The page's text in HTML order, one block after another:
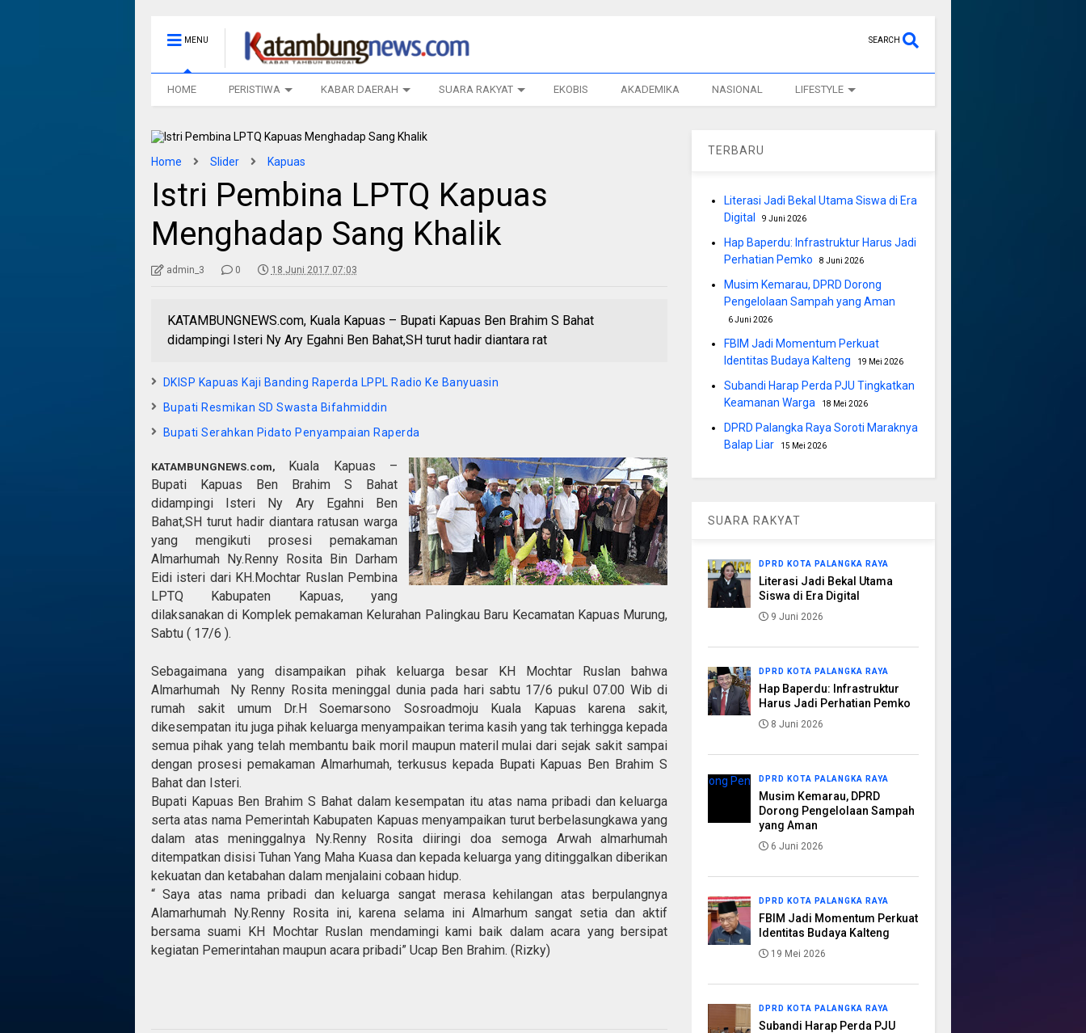
MENU SEARCH
HOME PERISTIWA KABAR DAERAH SUARA RAKYAT EKOBIS AKADEMIKA NASIONAL LIFESTYLE
Home Slider Kapuas
Istri Pembina LPTQ Kapuas
Menghadap Sang Khalik
admin_3 0 18 Juni 2017 07:03
KATAMBUNGNEWS.com, Kuala Kapuas – Bupati Kapuas Ben Brahim S Bahat
didampingi Isteri Ny Ary Egahni Ben Bahat,SH turut hadir diantara rat
DKISP Kapuas Kaji Banding Raperda LPPL Radio Ke Banyuasin
Bupati Resmikan SD Swasta Bifahmiddin
Bupati Serahkan Pidato Penyampaian Raperda
KATAMBUNGNEWS.com, Kuala Kapuas –
Bupati Kapuas Ben Brahim S Bahat
didampingi Isteri Ny Ary Egahni Ben
Bahat,SH turut hadir diantara ratusan warga
yang mengikuti prosesi pemakaman
Almarhumah Ny.Renny Rosita Bin Darham
Eidi isteri dari KH.Mochtar Ruslan Pembina
LPTQ Kabupaten Kapuas, yang
dilaksanakan di Komplek pemakaman Kelurahan Palingkau Baru Kecamatan Kapuas Murung,
Sabtu ( 17/6 ).
Sebagaimana yang disampaikan pihak keluarga besar KH Mochtar Ruslan bahwa
Almarhumah Ny Renny Rosita meninggal dunia pada hari sabtu 17/6 pukul 07.00 Wib di
rumah sakit umum Dr.H Soemarsono Sosroadmoju Kuala Kapuas karena sakit,
dikesempatan itu juga pihak keluarga menyampaikan terima kasih yang tak terhingga kepada
semua pihak yang telah membantu baik moril maupun materil mulai dari sejak sakit sampai
dengan prosesi pemakaman Almarhumah, terkusus kepada Bupati Kapuas Ben Brahim S
Bahat dan Isteri.
Bupati Kapuas Ben Brahim S Bahat dalam kesempatan itu atas nama pribadi dan keluarga
serta atas nama Pemerintah Kabupaten Kapuas menyampaikan turut berbelasungkawa yang
dalam atas meninggalnya Ny.Renny Rosita diiringi doa semoga Arwah almarhumah
ditempatkan disisi Tuhan Yang Maha Kuasa dan kepada keluarga yang ditinggalkan diberikan
kekuatan dan ketabahan dalam menjalaini cobaan hidup.
“ Saya atas nama pribadi dan keluarga sangat merasa kehilangan atas berpulangnya
Alamarhumah Ny.Renny Rosita ini, karena selama ini Almarhum sangat setia dan aktif
bersama suami KH Mochtar Ruslan mendamingi kami baik dalam acara yang bersipat
kegiatan Pemerintahan maupun acara pribadi” Ucap Ben Brahim. (Rizky)
TERBARU
Literasi Jadi Bekal Utama Siswa di Era
Digital
9 Juni 2026
Hap Baperdu: Infrastruktur Harus Jadi
Perhatian Pemko
8 Juni 2026
Musim Kemarau, DPRD Dorong
Pengelolaan Sampah yang Aman
6 Juni 2026
FBIM Jadi Momentum Perkuat
Identitas Budaya Kalteng
19 Mei 2026
Subandi Harap Perda PJU Tingkatkan
Keamanan Warga
18 Mei 2026
DPRD Palangka Raya Soroti Maraknya
Balap Liar
15 Mei 2026
SUARA RAKYAT
DPRD KOTA PALANGKA RAYA
Literasi Jadi Bekal Utama
Siswa di Era Digital
9 Juni 2026
DPRD KOTA PALANGKA RAYA
Hap Baperdu: Infrastruktur
Harus Jadi Perhatian Pemko
8 Juni 2026
DPRD KOTA PALANGKA RAYA
Musim Kemarau, DPRD
Dorong Pengelolaan Sampah
yang Aman
6 Juni 2026
DPRD KOTA PALANGKA RAYA
FBIM Jadi Momentum Perkuat
Identitas Budaya Kalteng
19 Mei 2026
DPRD KOTA PALANGKA RAYA
Subandi Harap Perda PJU